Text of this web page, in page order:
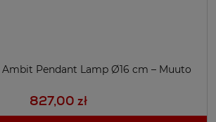
Ambit Pendant Lamp Ø16 cm – Muuto
827,00 zł